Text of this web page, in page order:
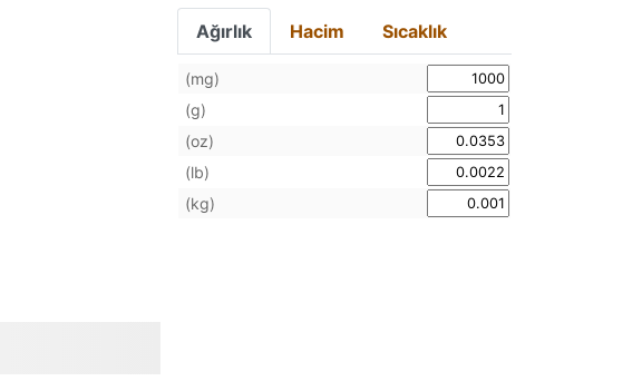
Ağırlık Hacim Sıcaklık
(mg)
(g)
(oz)
(lb)
(kg)